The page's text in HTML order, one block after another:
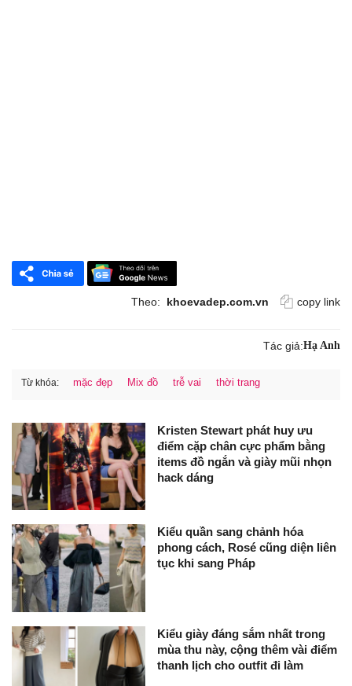
Theo: khoevadep.com.vn copy link
Tác giả:Hạ Anh
Từ khóa: mặc đẹp Mix đồ trễ vai thời trang
Kristen Stewart phát huy ưu
điểm cặp chân cực phẩm bằng
items đồ ngắn và giày mũi nhọn
hack dáng
Kiểu quần sang chảnh hóa
phong cách, Rosé cũng diện liên
tục khi sang Pháp
Kiểu giày đáng sắm nhất trong
mùa thu này, cộng thêm vài điểm
thanh lịch cho outfit đi làm